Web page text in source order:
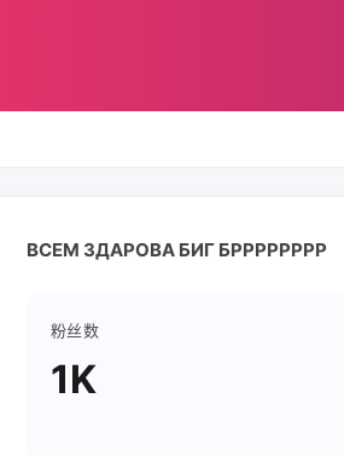
ВСЕМ ЗДАРОВА БИГ БРРРРРРРР
粉丝数
1K